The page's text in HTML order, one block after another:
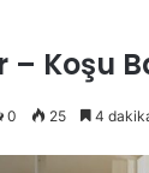
– Koşu
0 25 4